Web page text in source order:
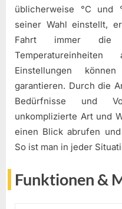
üblicherweise °C und
seiner Wahl einstellt,
Fahrt immer die
Einstellungen
garantieren. Durch die
Bedürfnisse und
unkomplizierte Art und
einen Blick abrufen
So ist man in jeder
Funktionen &